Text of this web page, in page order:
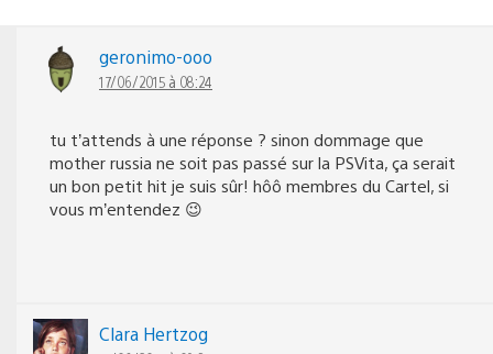
geronimo-ooo
17/06/2015 à 08:24
tu t’attends à une réponse ? sinon dommage que
mother russia ne soit pas passé sur la PSVita, ça serait
un bon petit hit je suis sûr! hôô membres du Cartel, si
vous m’entendez 😉
Clara Hertzog